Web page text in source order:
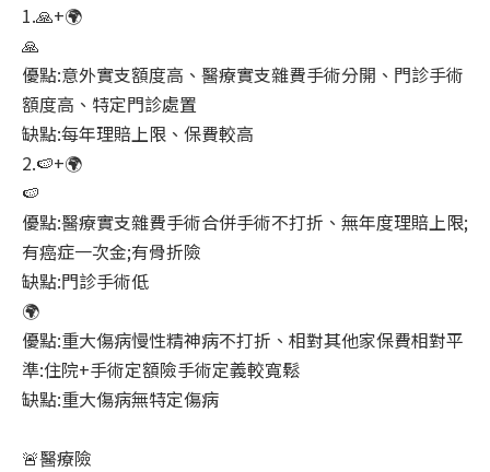
1.🙏+🌍
🙏
優點:意外實支額度高、醫療實支雜費手術分開、門診手術
額度高、特定門診處置
缺點:每年理賠上限、保費較高
2.🍉+🌍
🍉
優點:醫療實支雜費手術合併手術不打折、無年度理賠上限;
有癌症一次金;有骨折險
缺點:門診手術低
🌍
優點:重大傷病慢性精神病不打折、相對其他家保費相對平
準:住院+手術定額險手術定義較寬鬆
缺點:重大傷病無特定傷病
🚨醫療險